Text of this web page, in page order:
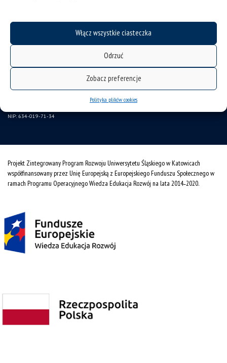
Włącz wszystkie ciasteczka
Odrzuć
Zobacz preferencje
Polityka plików cookies
deklaracja dostępności
ul. Bankowa 12, 40-007 Katowice
NIP: 634-019-71-34
Projekt Zintegrowany Program Rozwoju Uniwersytetu Śląskiego w Katowicach
współfinansowany przez Unię Europejską z Europejskiego Funduszu Społecznego w
ramach Programu Operacyjnego Wiedza Edukacja Rozwój na lata 2014˗2020.